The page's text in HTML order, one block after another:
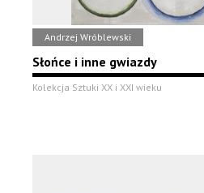
Andrzej Wróblewski
Słońce i inne gwiazdy
Kolekcja Sztuki XX i XXI wieku